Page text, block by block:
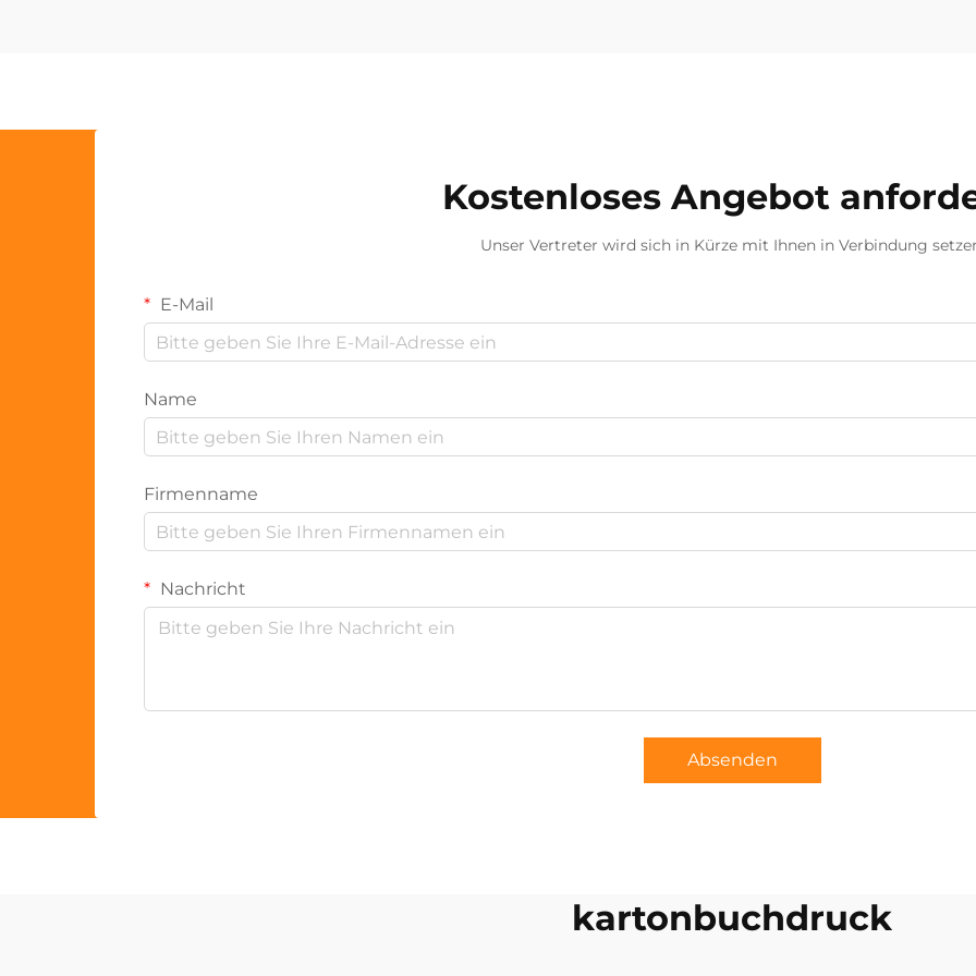
Kostenloses Angebot
Unser Vertreter wird sich in Kürze mit Ihnen in Verbindung
E-Mail
Name
Firmenname
Nachricht
Absenden
kartonbuchdruck